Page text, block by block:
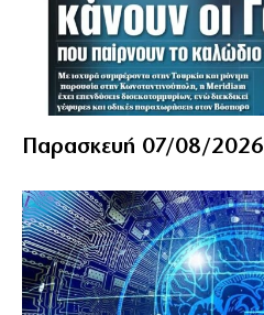
Παρασκευή 07/08/2026